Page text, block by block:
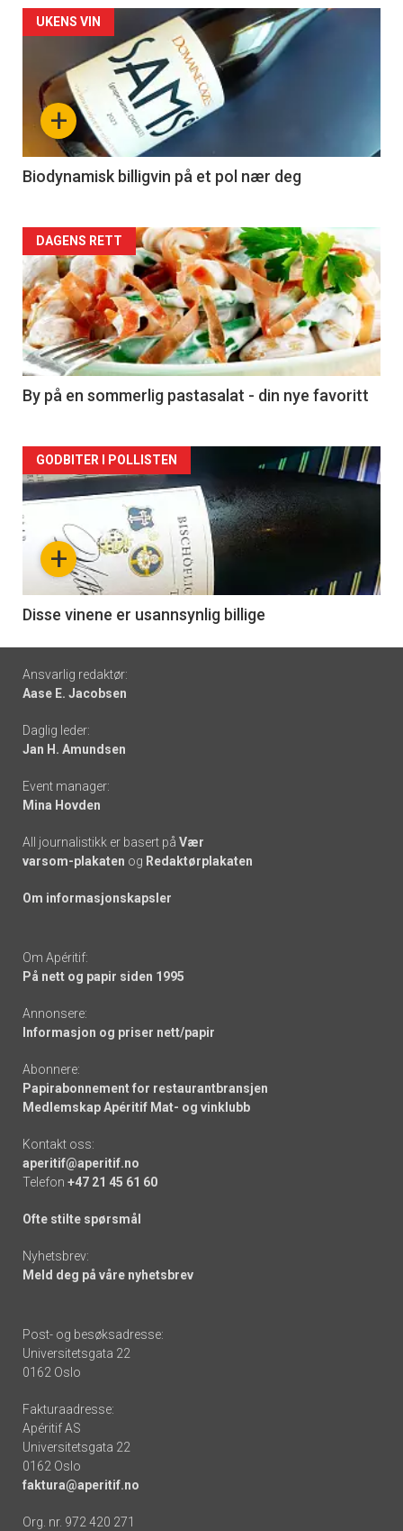
Forsiden
akkurat
nå
4
+
UKENS VIN
Biodynamisk billigvin på et pol nær deg
Forsiden
akkurat
nå
-
5
DAGENS RETT
By på en sommerlig pastasalat - din nye favoritt
Forsiden
akkurat
nå
6
+
GODBITER I POLLISTEN
Disse vinene er usannsynlig billige
Footer
-
links
Ansvarlig redaktør:
Aase E. Jacobsen
Daglig leder:
Jan H. Amundsen
Event manager:
Mina Hovden
All journalistikk er basert på Vær
varsom-plakaten og Redaktørplakaten
Om informasjonskapsler
Om Apéritif:
På nett og papir siden 1995
Annonsere:
Informasjon og priser nett/papir
Abonnere:
Papirabonnement for restaurantbransjen
Medlemskap Apéritif Mat- og vinklubb
Kontakt oss:
aperitif@aperitif.no
Telefon +47 21 45 61 60
Ofte stilte spørsmål
Nyhetsbrev:
Meld deg på våre nyhetsbrev
Post- og besøksadresse:
Universitetsgata 22
0162 Oslo
Fakturaadresse:
Apéritif AS
Universitetsgata 22
0162 Oslo
faktura@aperitif.no
Org. nr. 972 420 271